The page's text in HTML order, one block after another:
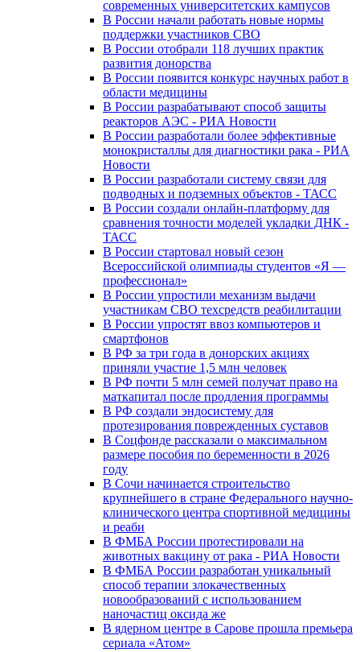
современных университетских кампусов
В России начали работать новые нормы
поддержки участников СВО
В России отобрали 118 лучших практик
развития донорства
В России появится конкурс научных работ в
области медицины
В России разрабатывают способ защиты
реакторов АЭС - РИА Новости
В России разработали более эффективные
монокристаллы для диагностики рака - РИА
Новости
В России разработали систему связи для
подводных и подземных объектов - ТАСС
В России создали онлайн-платформу для
сравнения точности моделей укладки ДНК -
ТАСС
В России стартовал новый сезон
Всероссийской олимпиады студентов «Я —
профессионал»
В России упростили механизм выдачи
участникам СВО техсредств реабилитации
В России упростят ввоз компьютеров и
смартфонов
В РФ за три года в донорских акциях
приняли участие 1,5 млн человек
В РФ почти 5 млн семей получат право на
маткапитал после продления программы
В РФ создали эндосистему для
протезирования поврежденных суставов
В Соцфонде рассказали о максимальном
размере пособия по беременности в 2026
году
В Сочи начинается строительство
крупнейшего в стране Федерального научно-
клинического центра спортивной медицины
и реаби
В ФМБА России протестировали на
животных вакцину от рака - РИА Новости
В ФМБА России разработан уникальный
способ терапии злокачественных
новообразований с использованием
наночастиц оксида же
В ядерном центре в Сарове прошла премьера
сериала «Атом»